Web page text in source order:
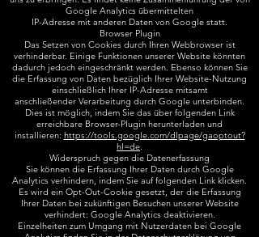
Google Analytics übermittelten
IP-Adresse mit anderen Daten von Google statt.
Browser Plugin
Das Setzen von Cookies durch Ihren Webbrowser ist
verhinderbar. Einige Funktionen unserer Website könnten
dadurch jedoch eingeschränkt werden. Ebenso können Sie
die Erfassung von Daten bezüglich Ihrer Website-Nutzung
einschließlich Ihrer IP-Adresse mitsamt
anschließender Verarbeitung durch Google unterbinden.
Dies ist möglich, indem Sie das über folgenden Link
erreichbare Browser-Plugin herunterladen und
installieren: https://tools.google.com/dlpage/gaoptout?
hl=de.
Widerspruch gegen die Datenerfassung
Sie können die Erfassung Ihrer Daten durch Google
Analytics verhindern, indem Sie auf folgenden Link klicken.
Es wird ein Opt-Out-Cookie gesetzt, der die Erfassung
Ihrer Daten bei zukünftigen Besuchen unserer Website
verhindert: Google Analytics deaktivieren.
Einzelheiten zum Umgang mit Nutzerdaten bei Google